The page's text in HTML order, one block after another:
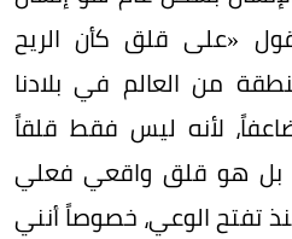
«على قلق كأن الريح
من العالم في بلادنا
لأنه ليس فقط قلقاً
بل هو قلق واقعي فعلي
تفتح الوعي، خصوصاً أنني